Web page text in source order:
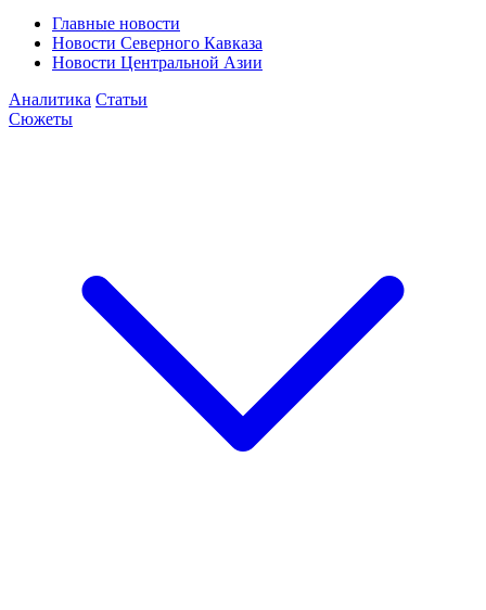
Главные новости
Новости Северного Кавказа
Новости Центральной Азии
Аналитика Статьи
Сюжеты